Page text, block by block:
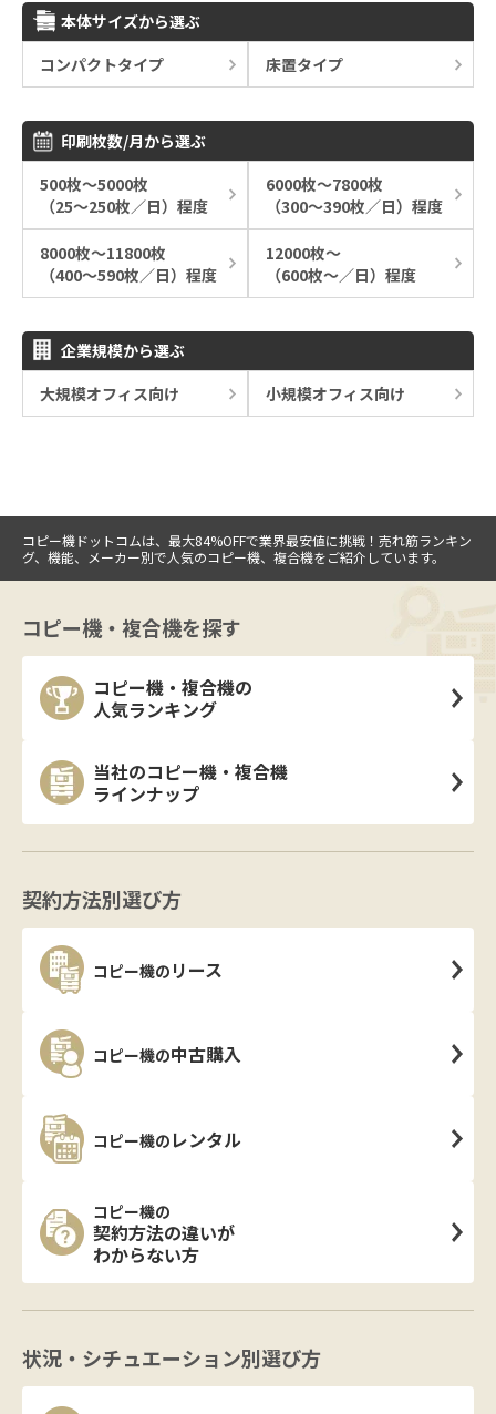
本体サイズから選ぶ
コンパクトタイプ
床置タイプ
印刷枚数/月から選ぶ
500枚～5000枚
（25～250枚／日）程度
6000枚～7800枚
（300～390枚／日）程度
8000枚～11800枚
（400～590枚／日）程度
12000枚～
（600枚～／日）程度
企業規模から選ぶ
大規模オフィス向け
小規模オフィス向け
コピー機ドットコムは、最大84%OFFで業界最安値に挑戦！売れ筋ランキン
グ、機能、メーカー別で人気のコピー機、複合機をご紹介しています。
コピー機・複合機を探す
コピー機・複合機の
人気ランキング
当社のコピー機・複合機
ラインナップ
契約方法別選び方
コピー機の リース
コピー機の中古購入
コピー機の レンタル
コピー機の
契約方法の違いが
わからない方
状況・シチュエーション別選び方